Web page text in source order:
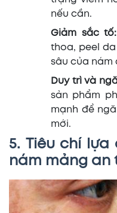
nếu cần.
Giảm sắc tố:
thoa, peel
sâu của nám
Duy trì và
sản phẩm
mạnh để
mới.
5. Tiêu chí
nám mảng an